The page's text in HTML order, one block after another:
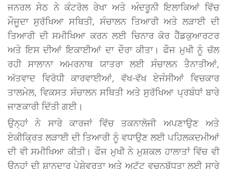
ਜਨਰਲ ਸੇਠ ਨੇ ਕੰਟਰੋਲ ਰੇਖਾ ਅਤੇ ਅੰਦਰੂਨੀ ਇਲਾਕਿਆਂ ਵਿੱਚ
ਮੌਜੂਦਾ ਸੁਰੱਖਿਆ ਸਥਿਤੀ, ਸੰਚਾਲਨ ਤਿਆਰੀ ਅਤੇ ਲੜਾਈ ਦੀ
ਤਿਆਰੀ ਦੀ ਸਮੀਖਿਆ ਕਰਨ ਲਈ ਚਿਨਾਰ ਕੋਰ ਹੈੱਡਕੁਆਰਟਰ
ਅਤੇ ਇਸ ਦੀਆਂ ਇਕਾਈਆਂ ਦਾ ਦੌਰਾ ਕੀਤਾ। ਫੌਜ ਮੁਖੀ ਨੂੰ ਚੱਲ
ਰਹੀ ਸਾਲਾਨਾ ਅਮਰਨਾਥ ਯਾਤਰਾ ਲਈ ਸੰਚਾਲਨ ਤੈਨਾਤੀਆਂ,
ਅੱਤਵਾਦ ਵਿਰੋਧੀ ਕਾਰਵਾਈਆਂ, ਵੱਖ-ਵੱਖ ਏਜੰਸੀਆਂ ਵਿਚਕਾਰ
ਤਾਲਮੇਲ, ਵਿਕਸਤ ਸੰਚਾਲਨ ਸਥਿਤੀ ਅਤੇ ਸੁਰੱਖਿਆ ਪ੍ਰਬੰਧਾਂ ਬਾਰੇ
ਜਾਣਕਾਰੀ ਦਿੱਤੀ ਗਈ।
ਉਨ੍ਹਾਂ ਨੇ ਸਾਰੇ ਕਾਰਜਾਂ ਵਿੱਚ ਤਕਨਾਲੋਜੀ ਅਪਣਾਉਣ ਅਤੇ
ਏਕੀਕ੍ਰਿਤ ਲੜਾਈ ਦੀ ਤਿਆਰੀ ਨੂੰ ਵਧਾਉਣ ਲਈ ਪਹਿਲਕਦਮੀਆਂ
ਦੀ ਵੀ ਸਮੀਖਿਆ ਕੀਤੀ। ਫੌਜ ਮੁਖੀ ਨੇ ਮੁਸ਼ਕਲ ਹਾਲਾਤਾਂ ਵਿੱਚ ਵੀ
ਉਨ੍ਹਾਂ ਦੀ ਸ਼ਾਨਦਾਰ ਪੇਸ਼ੇਵਰਤਾ ਅਤੇ ਅਟੁੱਟ ਵਚਨਬੱਧਤਾ ਲਈ ਸਾਰੇ